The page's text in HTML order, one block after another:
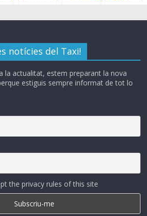
notícies del Taxi!
la actualitat, estem preparant la nova
estiguis sempre informat de tot lo
the privacy rules of this site